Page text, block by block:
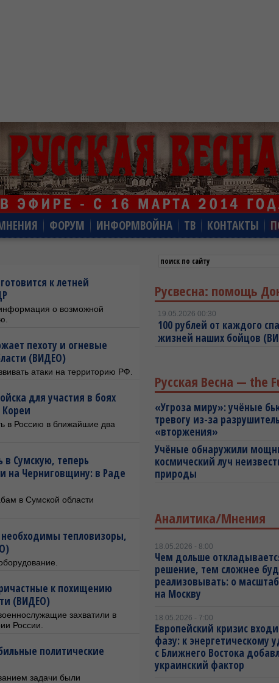
ФОРУМ ИНФОРМВОЙНА ТВ КОНТАКТЫ
к летней
о возможной
пехоту и огневые
(ВИДЕО)
атаки на территорию РФ.
для участия в боях
в Россию в ближайшие два
в Сумскую, теперь
на Черниговщину: в Раде
в Сумской области
тепловизоры,
к похищению
(ВИДЕО)
захватили в
России.
политические
задачи были
Русвесна: помощь
19.05.2026 00:30
100 рублей от каждого
жизней наших бойцов
Русская Весна — the
«Угроза миру»: учёные
тревогу из-за
«вторжения»
Учёные обнаружили
космический луч
природы
Аналитика/Мнения
18.05.2026 - 8:00
Чем дольше
решение, тем сложнее
реализовывать: о
на Москву
18.05.2026 - 7:00
Европейский кризис
фазу: к энергетическому
с Ближнего Востока
украинский фактор